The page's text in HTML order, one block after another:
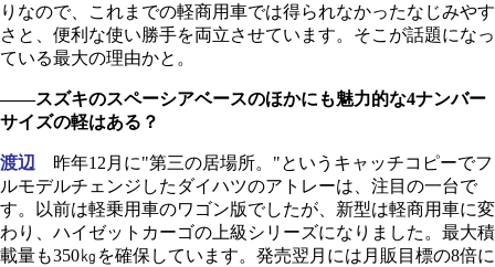
りなので、これまでの軽商用車では得られなかったなじみやす
さと、便利な使い勝手を両立させています。そこが話題になっ
ている最大の理由かと。
――スズキのスペーシアベースのほかにも魅力的な4ナンバー
サイズの軽はある？
渡辺 昨年12月に"第三の居場所。"というキャッチコピーでフ
ルモデルチェンジしたダイハツのアトレーは、注目の一台で
す。以前は軽乗用車のワゴン版でしたが、新型は軽商用車に変
わり、ハイゼットカーゴの上級シリーズになりました。最大積
載量も350㎏を確保しています。発売翌月には月販目標の8倍に